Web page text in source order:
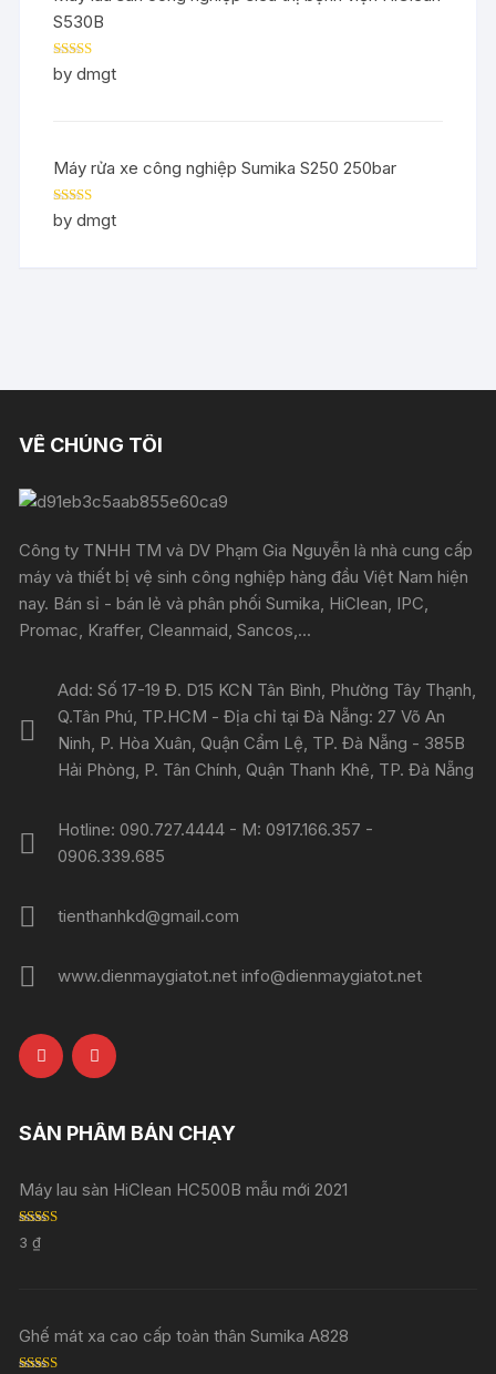
S530B
Rated5out
of 5
by dmgt
Máy rửa xe công nghiệp Sumika S250 250bar
Rated5out
of 5
by dmgt
VỀ CHÚNG TÔI
Công ty TNHH TM và DV Phạm Gia Nguyễn là nhà cung cấp
máy và thiết bị vệ sinh công nghiệp hàng đầu Việt Nam hiện
nay. Bán sỉ - bán lẻ và phân phối Sumika, HiClean, IPC,
Promac, Kraffer, Cleanmaid, Sancos,...
Add: Số 17-19 Đ. D15 KCN Tân Bình, Phường Tây Thạnh,
Q.Tân Phú, TP.HCM - Địa chỉ tại Đà Nẵng: 27 Võ An
Ninh, P. Hòa Xuân, Quận Cẩm Lệ, TP. Đà Nẵng - 385B
Hải Phòng, P. Tân Chính, Quận Thanh Khê, TP. Đà Nẵng
Hotline: 090.727.4444 - M: 0917.166.357 -
0906.339.685
tienthanhkd@gmail.com
www.dienmaygiatot.net info@dienmaygiatot.net
SẢN PHẨM BÁN CHẠY
Máy lau sàn HiClean HC500B mẫu mới 2021
Rated
out of 5
3₫
Ghế mát xa cao cấp toàn thân Sumika A828